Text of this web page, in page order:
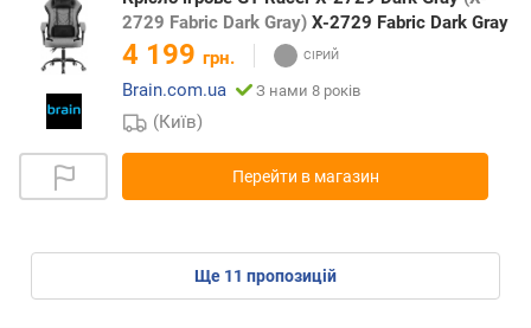
2729 Fabric Dark Gray) X-2729 Fabric Dark Gray
4 199 грн.
Brain.com.ua
З нами 8 років
(Київ)
Перейти в магазин
ще 11 пропозицій